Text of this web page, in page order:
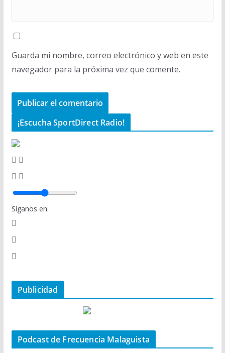
Guarda mi nombre, correo electrónico y web en este
navegador para la próxima vez que comente.
¡Escucha SportDirect Radio!
Síganos en:
Publicidad
Podcast de Frecuencia Malaguista